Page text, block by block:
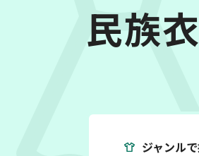
民族
ジャンル